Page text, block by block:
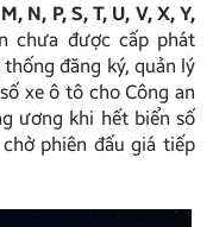
N, P, S, T, U, V, X, Y,
chưa được cấp phát
đăng ký, quản lý
xe ô tô cho Công an
ương khi hết biển số
phiên đấu giá tiếp